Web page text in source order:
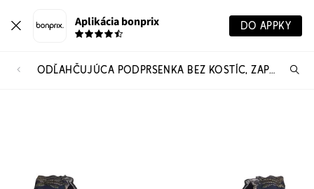
Aplikácia bonprix DO APPKY
ODĽAHČUJÚCA PODPRSENKA BEZ KOSTÍC, ZAPÍNANIE VPREDU